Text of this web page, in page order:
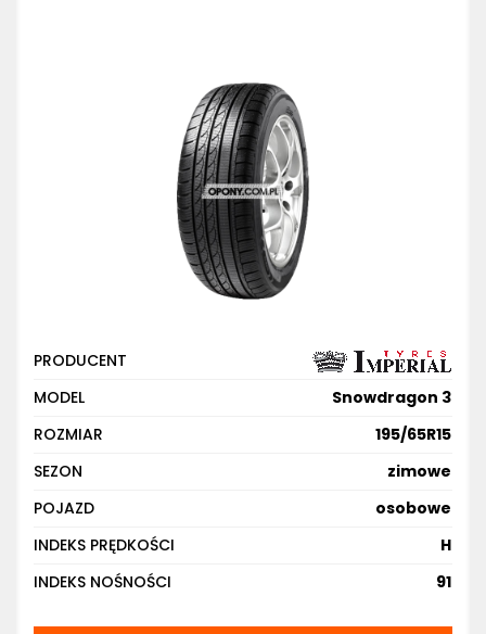
PRODUCENT
MODEL
Snowdragon 3
ROZMIAR
195/65R15
SEZON
zimowe
POJAZD
osobowe
INDEKS PRĘDKOŚCI
H
INDEKS NOŚNOŚCI
91